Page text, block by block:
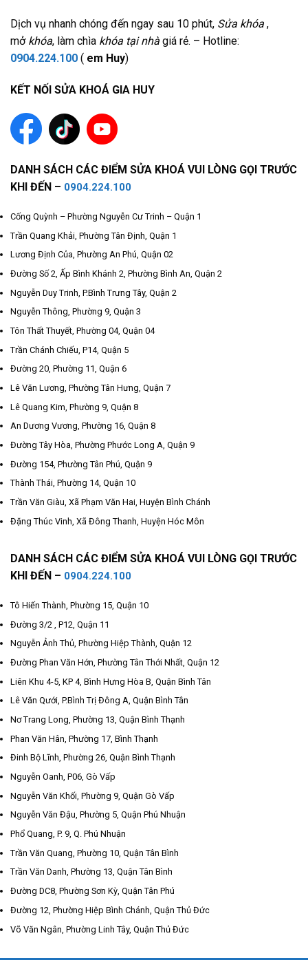
Dịch vụ nhanh chóng đến ngay sau 10 phút, Sửa khóa ,
mở khóa, làm chìa khóa tại nhà giá rẻ. – Hotline:
0904.224.100 ( em Huy)
KẾT NỐI SỬA KHOÁ GIA HUY
DANH SÁCH CÁC ĐIỂM SỬA KHOÁ VUI LÒNG GỌI TRƯỚC
KHI ĐẾN – 0904.224.100
Cống Quỳnh – Phường Nguyễn Cư Trinh – Quận 1
Trần Quang Khải, Phường Tân Định, Quận 1
Lương Định Của, Phường An Phú, Quận 02
Đường Số 2, Ấp Bình Khánh 2, Phường Bình An, Quận 2
Nguyễn Duy Trinh, P.Bình Trưng Tây, Quận 2
Nguyễn Thông, Phường 9, Quận 3
Tôn Thất Thuyết, Phường 04, Quận 04
Trần Chánh Chiếu, P14, Quận 5
Đường 20, Phường 11, Quận 6
Lê Văn Lương, Phường Tân Hưng, Quận 7
Lê Quang Kim, Phường 9, Quận 8
An Dương Vương, Phường 16, Quận 8
Đường Tây Hòa, Phường Phước Long A, Quận 9
Đường 154, Phường Tân Phú, Quận 9
Thành Thái, Phường 14, Quận 10
Trần Văn Giàu, Xã Phạm Văn Hai, Huyện Bình Chánh
Đặng Thúc Vinh, Xã Đông Thanh, Huyện Hóc Môn
DANH SÁCH CÁC ĐIỂM SỬA KHOÁ VUI LÒNG GỌI TRƯỚC
KHI ĐẾN – 0904.224.100
Tô Hiến Thành, Phường 15, Quận 10
Đường 3/2 , P12, Quận 11
Nguyễn Ảnh Thủ, Phường Hiệp Thành, Quận 12
Đường Phan Văn Hớn, Phường Tân Thới Nhất, Quận 12
Liên Khu 4-5, KP 4, Bình Hưng Hòa B, Quận Bình Tân
Lê Văn Qưới, P.Bình Trị Đông A, Quận Bình Tân
Nơ Trang Long, Phường 13, Quận Bình Thạnh
Phan Văn Hân, Phường 17, Bình Thạnh
Đinh Bộ Lĩnh, Phường 26, Quận Bình Thạnh
Nguyễn Oanh, P06, Gò Vấp
Nguyễn Văn Khối, Phường 9, Quận Gò Vấp
Nguyễn Văn Đậu, Phường 5, Quận Phú Nhuận
Phổ Quang, P. 9, Q. Phú Nhuận
Trần Văn Quang, Phường 10, Quận Tân Bình
Trần Văn Danh, Phường 13, Quận Tân Bình
Đường DC8, Phường Sơn Kỳ, Quận Tân Phú
Đường 12, Phường Hiệp Bình Chánh, Quận Thủ Đức
Võ Văn Ngân, Phường Linh Tây, Quận Thủ Đức